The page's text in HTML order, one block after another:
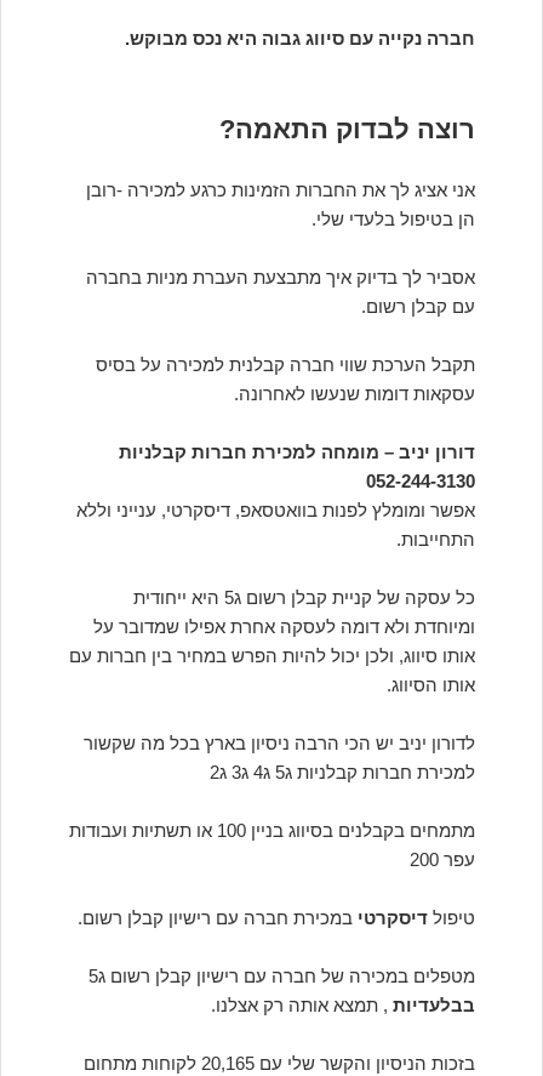
חברה נקייה עם סיווג גבוה היא נכס מבוקש.
רוצה לבדוק התאמה?
אני אציג לך את החברות הזמינות כרגע למכירה -רובן
הן בטיפול בלעדי שלי.
אסביר לך בדיוק איך מתבצעת העברת מניות בחברה
עם קבלן רשום.
תקבל הערכת שווי חברה קבלנית למכירה על בסיס
עסקאות דומות שנעשו לאחרונה.
דורון יניב – מומחה למכירת חברות קבלניות
052-244-3130
אפשר ומומלץ לפנות בוואטסאפ, דיסקרטי, ענייני וללא
התחייבות.
כל עסקה של קניית קבלן רשום ג5 היא ייחודית
ומיוחדת ולא דומה לעסקה אחרת אפילו שמדובר על
אותו סיווג, ולכן יכול להיות הפרש במחיר בין חברות עם
אותו הסיווג.
לדורון יניב יש הכי הרבה ניסיון בארץ בכל מה שקשור
למכירת חברות קבלניות ג5 ג4 ג3 ג2
מתמחים בקבלנים בסיווג בניין 100 או תשתיות ועבודות
עפר 200
טיפולדיסקרטי במכירת חברה עם רישיון קבלן רשום.
מטפלים במכירה של חברה עם רישיון קבלן רשום ג5
בבלעדיות , תמצא אותה רק אצלנו.
בזכות הניסיון והקשר שלי עם 20,165 לקוחות מתחום